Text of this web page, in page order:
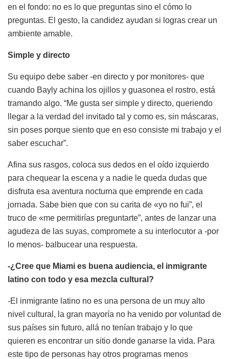
en el fondo: no es lo que preguntas sino el cómo lo
preguntas. El gesto, la candidez ayudan si logras crear un
ambiente amable.
Simple y directo
Su equipo debe saber -en directo y por monitores- que
cuando Bayly achina los ojillos y guasonea el rostro, está
tramando algo. “Me gusta ser simple y directo, queriendo
llegar a la verdad del invitado tal y como es, sin máscaras,
sin poses porque siento que en eso consiste mi trabajo y el
saber escuchar”.
Afina sus rasgos, coloca sus dedos en el oído izquierdo
para chequear la escena y a nadie le queda dudas que
disfruta esa aventura nocturna que emprende en cada
jornada. Sabe bien que con su carita de «yo no fui”, el
truco de «me permitirías preguntarte”, antes de lanzar una
agudeza de las suyas, compromete a su interlocutor a -por
lo menos- balbucear una respuesta.
-¿Cree que Miami es buena audiencia, el inmigrante
latino con todo y esa mezcla cultural?
-El inmigrante latino no es una persona de un muy alto
nivel cultural, la gran mayoría no ha venido por voluntad de
sus países sin futuro, allá no tenían trabajo y lo que
quieren es encontrar un sitio donde ganarse la vida. Para
este tipo de personas hay otros programas menos